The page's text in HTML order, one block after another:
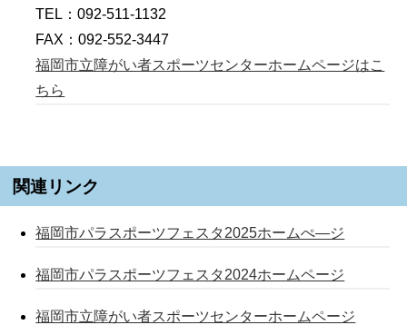
TEL：092-511-1132
FAX：092-552-3447
福岡市立障がい者スポーツセンターホームページはこ
ちら
関連リンク
福岡市パラスポーツフェスタ2025ホームぺ―ジ
福岡市パラスポーツフェスタ2024ホームページ
福岡市立障がい者スポーツセンターホームページ